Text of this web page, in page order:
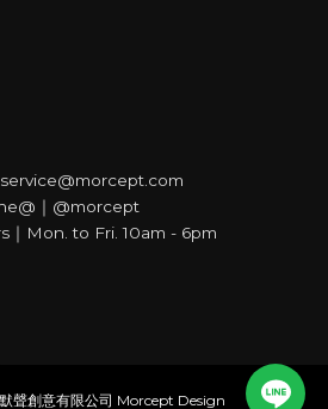
service@morcept.com
｜@morcept
｜Mon. to Fri. 10am - 6pm
聲創意有限公司 Morcept Design